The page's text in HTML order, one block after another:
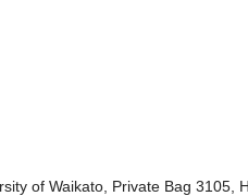
of Waikato, Private Bag 3105,